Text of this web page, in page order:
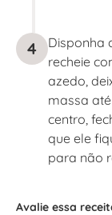
4
Disponha
recheie
azedo,
massa
centro,
que ele
para não
Avalie essa